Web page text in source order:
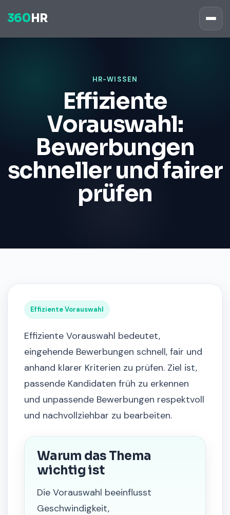
360 HR
HR-WISSEN
Effiziente
Vorauswahl:
Bewerbungen
schneller und fairer
prüfen
Effiziente Vorauswahl
Effiziente Vorauswahl bedeutet,
eingehende Bewerbungen schnell, fair und
anhand klarer Kriterien zu prüfen. Ziel ist,
passende Kandidaten früh zu erkennen
und unpassende Bewerbungen respektvoll
und nachvollziehbar zu bearbeiten.
Warum das Thema
wichtig ist
Die Vorauswahl beeinflusst
Geschwindigkeit,